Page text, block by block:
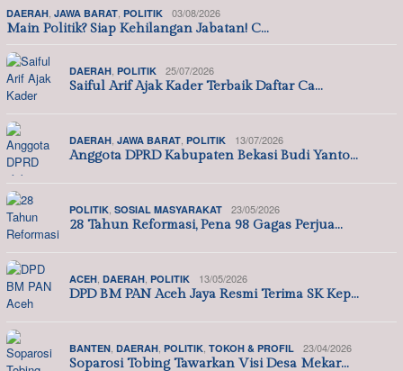
DAERAH JAWA BARAT POLITIK 03/08/2026
Main Politik? Siap Kehilangan Jabatan! C…
DAERAH POLITIK 25/07/2026
Saiful Arif Ajak Kader Terbaik Daftar Ca…
DAERAH JAWA BARAT POLITIK 13/07/2026
Anggota DPRD Kabupaten Bekasi Budi Yanto…
POLITIK SOSIAL MASYARAKAT 23/05/2026
28 Tahun Reformasi, Pena 98 Gagas Perjua…
ACEH DAERAH POLITIK 13/05/2026
DPD BM PAN Aceh Jaya Resmi Terima SK Kep…
BANTEN DAERAH POLITIK TOKOH & PROFIL 23/04/2026
Soparosi Tobing Tawarkan Visi Desa Mekar…